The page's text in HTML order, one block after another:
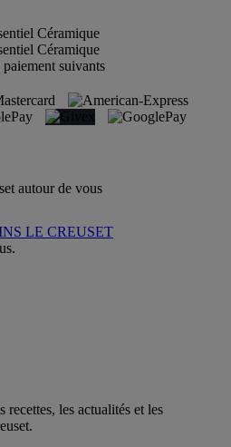
suivants
autour de vous
LE CREUSET
les actualités et les